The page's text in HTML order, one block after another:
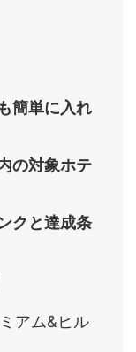
簡単に入れ
の対象ホテ
クと達成条
アム&ヒル